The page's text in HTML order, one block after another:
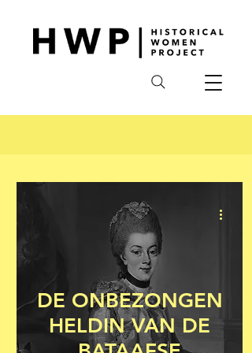
DE ONBEZONGEN
HELDIN VAN DE